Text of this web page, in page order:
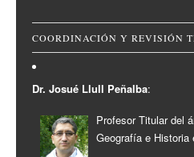
COORDINACIÓN Y REVISIÓN
Dr. Josué Llull Peñalba:
Profesor Titular del
Geografía e Historia